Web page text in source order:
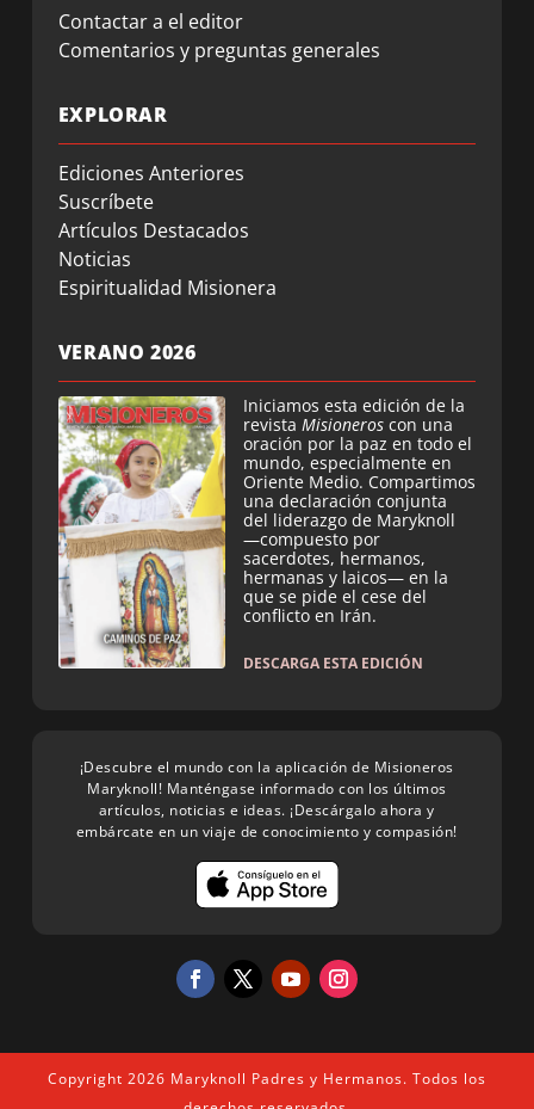
Contactar a el editor
Comentarios y preguntas generales
EXPLORAR
Ediciones Anteriores
Suscríbete
Artículos Destacados
Noticias
Espiritualidad Misionera
VERANO 2026
Iniciamos esta edición de la
revista Misioneros con una
oración por la paz en todo el
mundo, especialmente en
Oriente Medio. Compartimos
una declaración conjunta
del liderazgo de Maryknoll
—compuesto por
sacerdotes, hermanos,
hermanas y laicos— en la
que se pide el cese del
conflicto en Irán.
DESCARGA ESTA EDICIÓN
¡Descubre el mundo con la aplicación de Misioneros
Maryknoll! Manténgase informado con los últimos
artículos, noticias e ideas. ¡Descárgalo ahora y
embárcate en un viaje de conocimiento y compasión!
Copyright 2026 Maryknoll Padres y Hermanos. Todos los